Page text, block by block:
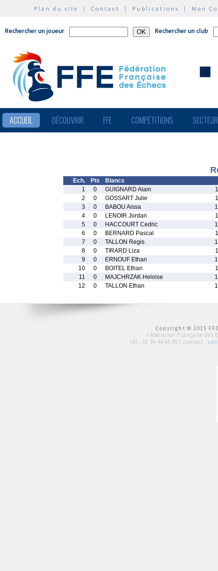
Plan du site | Contact | Publications | Mon
Rechercher un joueur Rechercher un club
ACCUEIL DÉCOUVRIR FFE COMPÉTITIONS
Ech. Pts
Blancs
1
0 GUIGNARD Alain
2
0 GOSSART Julie
3
0 BABOU Aissa
4
0 LENOIR Jordan
5
0 HACCOURT Cedric
6
0 BERNARD Pascal
7
0 TALLON Regis
8
0 TIRARD Liza
9
0 ERNOUF Ethan
10
0 BOITEL Ethan
11
0 MAJCHRZAK Heloise
12
0 TALLON Ethan
Copyright © 2015
Fédération Française des
tél : 01 39 44 65 80 | contact :